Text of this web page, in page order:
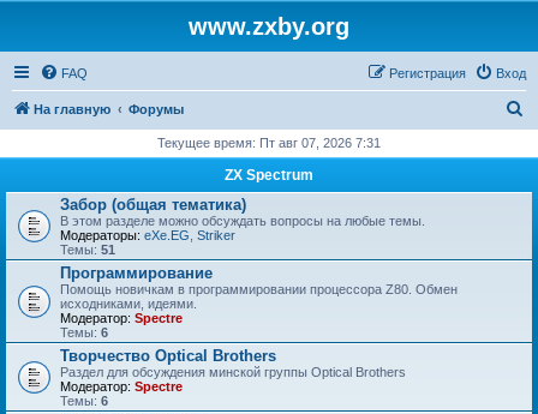
www.zxby.org
FAQ Вход
Регистрация
На главную Форумы
с
Текущее время: Пт авг 07, 2026 7:31
ZX Spectrum
Забор (общая тематика)
В этом разделе можно обсуждать вопросы на любые темы.
Модераторы: eXe.EG Striker
Темы: 51
Программирование
Помощь новичкам в программировании процессора Z80. Обмен
исходниками, идеями.
Модератор: Spectre
Темы: 6
Творчество Optical Brothers
Раздел для обсуждения минской группы Optical Brothers
Модератор: Spectre
Темы: 6